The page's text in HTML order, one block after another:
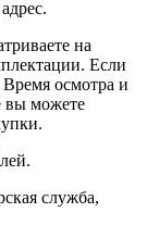
на
Если
осмотра и
вы можете
служба,